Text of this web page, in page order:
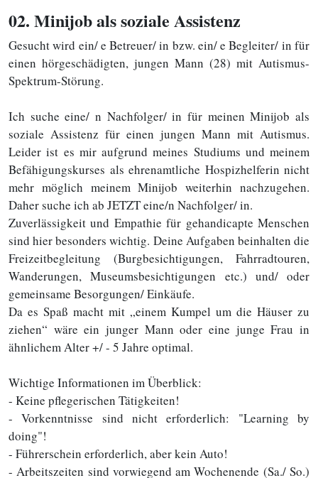
02. Minijob als soziale Assistenz
Gesucht wird ein/ e Betreuer/ in bzw. ein/ e Begleiter/ in für
einen hörgeschädigten, jungen Mann (28) mit Autismus-
Spektrum-Störung.
Ich suche eine/ n Nachfolger/ in für meinen Minijob als
soziale Assistenz für einen jungen Mann mit Autismus.
Leider ist es mir aufgrund meines Studiums und meinem
Befähigungskurses als ehrenamtliche Hospizhelferin nicht
mehr möglich meinem Minijob weiterhin nachzugehen.
Daher suche ich ab JETZT eine/n Nachfolger/ in.
Zuverlässigkeit und Empathie für gehandicapte Menschen
sind hier besonders wichtig. Deine Aufgaben beinhalten die
Freizeitbegleitung (Burgbesichtigungen, Fahrradtouren,
Wanderungen, Museumsbesichtigungen etc.) und/ oder
gemeinsame Besorgungen/ Einkäufe.
Da es Spaß macht mit „einem Kumpel um die Häuser zu
ziehen“ wäre ein junger Mann oder eine junge Frau in
ähnlichem Alter +/ - 5 Jahre optimal.
Wichtige Informationen im Überblick:
- Keine pflegerischen Tätigkeiten!
- Vorkenntnisse sind nicht erforderlich: "Learning by
doing"!
- Führerschein erforderlich, aber kein Auto!
- Arbeitszeiten sind vorwiegend am Wochenende (Sa./ So.)